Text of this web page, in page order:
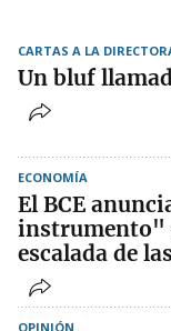
CARTAS A LA
Un bluf
ECONOMÍA
El BCE
instrumento"
escalada de
OPINIÓN